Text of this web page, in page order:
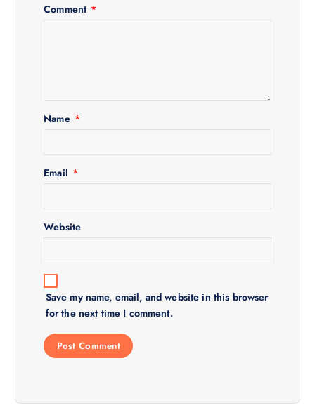
Comment *
Name *
Email *
Website
Save my name, email, and website in this browser
for the next time I comment.